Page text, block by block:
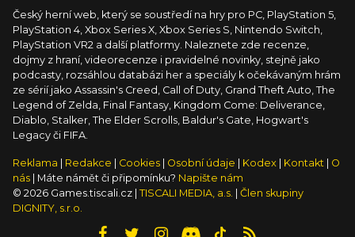
Český herní web, který se soustředí na hry pro PC, PlayStation 5,
PlayStation 4, Xbox Series X, Xbox Series S, Nintendo Switch,
PlayStation VR2 a další platformy. Naleznete zde recenze,
dojmy z hraní, videorecenze i pravidelné novinky, stejně jako
podcasty, rozsáhlou databázi her a speciály k očekávaným hrám
ze sérií jako Assassin's Creed, Call of Duty, Grand Theft Auto, The
Legend of Zelda, Final Fantasy, Kingdom Come: Deliverance,
Diablo, Stalker, The Elder Scrolls, Baldur's Gate, Hogwart's
Legacy či FIFA.
Reklama Redakce Cookies Osobní údaje Kodex Kontakt
O
nás
| Máte námět či připomínku? Napište nám
© 2026 Games.tiscali.cz | TISCALI MEDIA, a.s.
Člen skupiny
DIGNITY, s.r.o.